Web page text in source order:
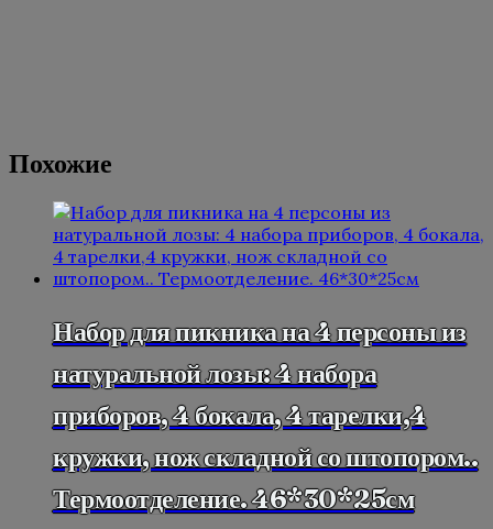
Похожие
Набор для пикника на 4 персоны из
натуральной лозы: 4 набора
приборов, 4 бокала, 4 тарелки,4
кружки, нож складной со штопором..
Термоотделение. 46*30*25см